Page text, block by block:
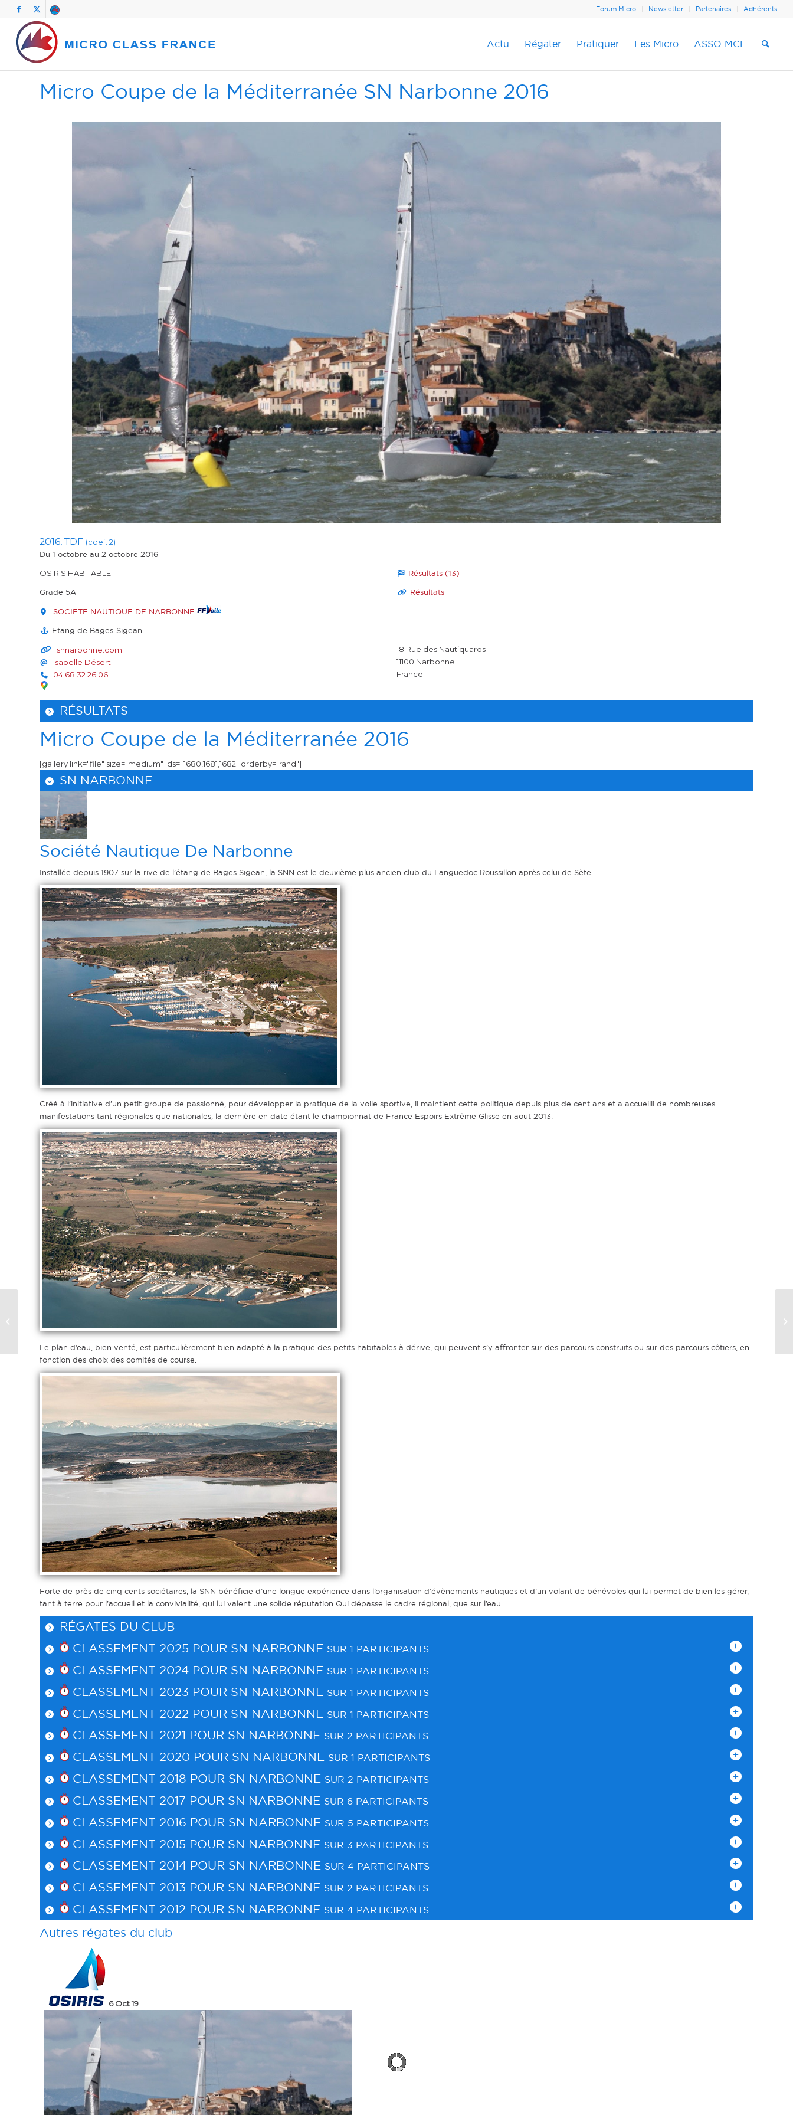
Forum Micro Newsletter Partenaires Adhérents
Actu Régater Pratiquer Les Micro ASSO MCF
Micro Coupe de la Méditerranée SN Narbonne 2016
2016, TDF (coef. 2)
Du 1 octobre au 2 octobre 2016
OSIRIS HABITABLE
Grade 5A
Résultats (13)
Résultats
SOCIETE NAUTIQUE DE NARBONNE
Etang de Bages-Sigean
snnarbonne.com
Isabelle Désert
04 68 32 26 06
18 Rue des Nautiquards
11100 Narbonne
France
RÉSULTATS
Micro Coupe de la Méditerranée 2016
[gallery link="file" size="medium" ids="1680,1681,1682" orderby="rand"]
SN NARBONNE
Société Nautique De Narbonne
Installée depuis 1907 sur la rive de l’étang de Bages Sigean, la SNN est le deuxième plus ancien club du Languedoc Roussillon après celui de Sète.
Créé à l’initiative d’un petit groupe de passionné, pour développer la pratique de la voile sportive, il maintient cette politique depuis plus de cent ans et a accueilli de nombreuses
manifestations tant régionales que nationales, la dernière en date étant le championnat de France Espoirs Extrême Glisse en aout 2013.
Le plan d’eau, bien venté, est particulièrement bien adapté à la pratique des petits habitables à dérive, qui peuvent s’y affronter sur des parcours construits ou sur des parcours côtiers, en
fonction des choix des comités de course.
Forte de près de cinq cents sociétaires, la SNN bénéficie d’une longue expérience dans l’organisation d’évènements nautiques et d’un volant de bénévoles qui lui permet de bien les gérer,
tant à terre pour l’accueil et la convivialité, qui lui valent une solide réputation Qui dépasse le cadre régional, que sur l’eau.
RÉGATES DU CLUB
CLASSEMENT 2025 POUR SN NARBONNE SUR 1 PARTICIPANTS
CLASSEMENT 2024 POUR SN NARBONNE SUR 1 PARTICIPANTS
CLASSEMENT 2023 POUR SN NARBONNE SUR 1 PARTICIPANTS
CLASSEMENT 2022 POUR SN NARBONNE SUR 1 PARTICIPANTS
CLASSEMENT 2021 POUR SN NARBONNE SUR 2 PARTICIPANTS
CLASSEMENT 2020 POUR SN NARBONNE SUR 1 PARTICIPANTS
CLASSEMENT 2018 POUR SN NARBONNE SUR 2 PARTICIPANTS
CLASSEMENT 2017 POUR SN NARBONNE SUR 6 PARTICIPANTS
CLASSEMENT 2016 POUR SN NARBONNE SUR 5 PARTICIPANTS
CLASSEMENT 2015 POUR SN NARBONNE SUR 3 PARTICIPANTS
CLASSEMENT 2014 POUR SN NARBONNE SUR 4 PARTICIPANTS
CLASSEMENT 2013 POUR SN NARBONNE SUR 2 PARTICIPANTS
CLASSEMENT 2012 POUR SN NARBONNE SUR 4 PARTICIPANTS
Autres régates du club
8 Sep 19
Voile 2016